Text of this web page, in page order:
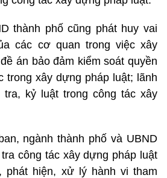
thành phố cũng phát huy vai
các cơ quan trong việc xây
án bảo đảm kiểm soát quyền
trong xây dựng pháp luật; lãnh
tra, kỷ luật trong công tác xây
ngành thành phố và UBND
công tác xây dựng pháp luật
phát hiện, xử lý hành vi tham